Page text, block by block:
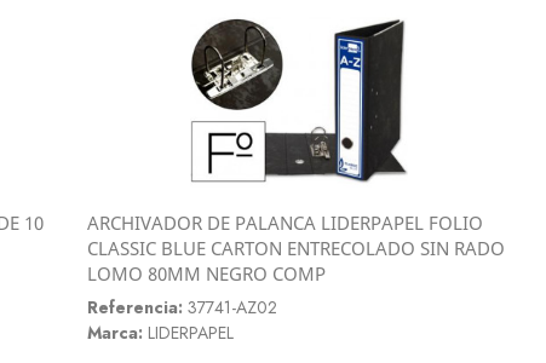
10
Vista rápida
ARCHIVADOR DE PALANCA LIDERPAPEL FOLIO
CLASSIC BLUE CARTON ENTRECOLADO SIN RADO
LOMO 80MM NEGRO COMP
Referencia: 37741-AZ02
Marca: LIDERPAPEL